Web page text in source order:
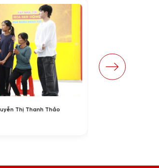
Thị Thanh Thảo